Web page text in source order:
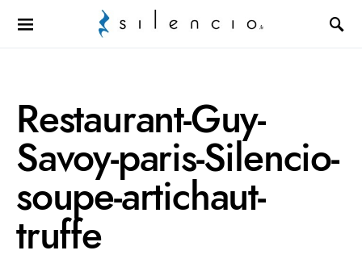
Search for:
Restaurant-Guy-
Savoy-paris-Silencio-
soupe-artichaut-
truffe